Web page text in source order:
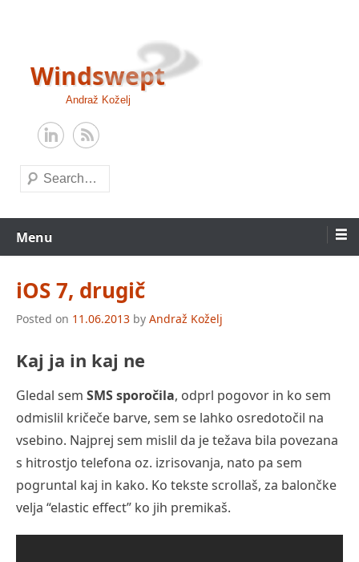
Windswept
Andraž Koželj
Search
Menu
iOS 7, drugič
Posted on 11.06.2013 by Andraž Koželj
Kaj ja in kaj ne
Gledal sem SMS sporočila, odprl pogovor in ko sem
odmislil kričeče barve, sem se lahko osredotočil na
vsebino. Najprej sem mislil da je težava bila povezana
s hitrostjo telefona oz. izrisovanja, nato pa sem
pogruntal kaj in kako. Ko tekste scrollaš, za balončke
velja “elastic effect” ko jih premikaš.